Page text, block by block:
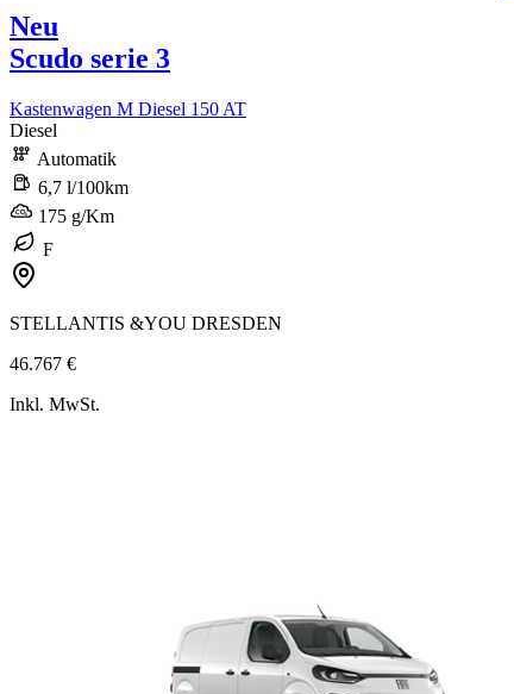
Neu
Scudo serie 3
Kastenwagen M Diesel 150 AT
Diesel
Automatik
6,7 l/100km
175 g/Km
F
STELLANTIS &YOU DRESDEN
46.767 €
Inkl. MwSt.